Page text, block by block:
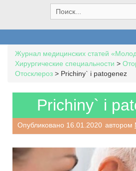
e
a
h
f
o
Журнал медицинских статей
Хирургические специальности >
Отосклероз > Prichiny` i patogenez
Prichiny` i
Опубликовано 16.01.2020 автором